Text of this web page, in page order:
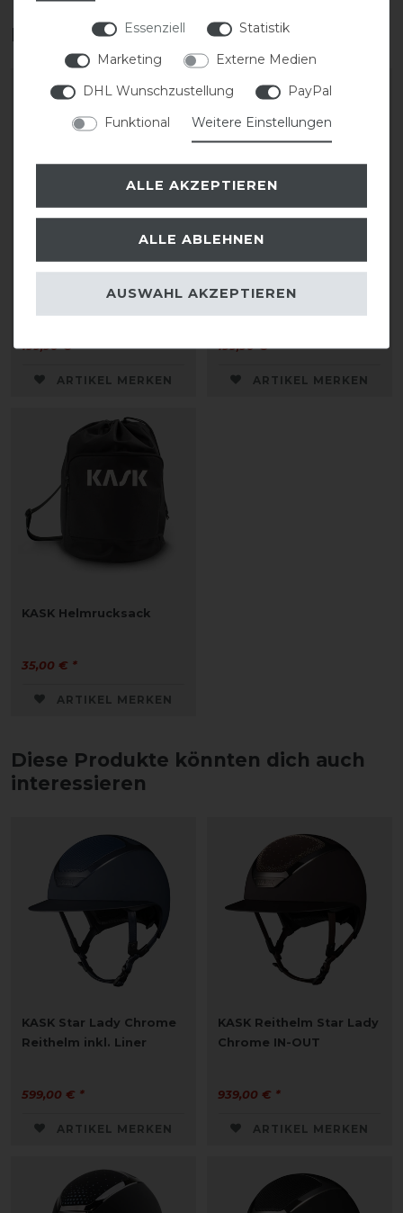
Das perfekte Zubehör für dich
KASK Riders 22L
Backpack Vertigo
199,90 € *
ARTIKEL MERKEN
KASK Riders 22L
Backpack Vertigo
199,90 € *
ARTIKEL MERKEN
KASK Helmrucksack
35,00 € *
ARTIKEL MERKEN
Diese Produkte könnten dich auch
interessieren
KASK Star Lady Chrome
Reithelm inkl. Liner
599,00 € *
ARTIKEL MERKEN
KASK Reithelm Star Lady
Chrome IN-OUT
939,00 € *
ARTIKEL MERKEN
Essenziell
Statistik
Marketing
Externe Medien
DHL Wunschzustellung
PayPal
Funktional
Weitere Einstellungen
ALLE AKZEPTIEREN
ALLE ABLEHNEN
AUSWAHL AKZEPTIEREN